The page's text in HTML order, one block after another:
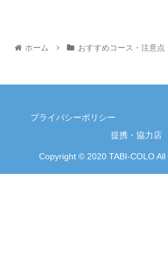
ホーム おすすめコース・注意点
プライバシーポリシー
提携・協力店
Copyright © 2020 TABI-COLO All